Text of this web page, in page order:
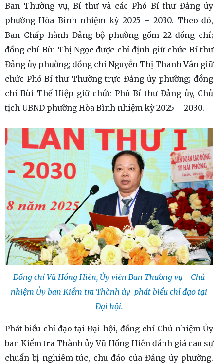
Ban Thường vụ, Bí thư và các Phó Bí thư Đảng ủy
phường Hòa Bình nhiệm kỳ 2025 – 2030. Theo đó,
Ban Chấp hành Đảng bộ phường gồm 22 đồng chí;
đồng chí Bùi Thị Ngọc được chỉ định giữ chức Bí thư
Đảng ủy phường; đồng chí Nguyễn Thị Thanh Vân giữ
chức Phó Bí thư Thường trực Đảng ủy phường; đồng
chí Bùi Thế Hiệp giữ chức Phó Bí thư Đảng ủy, Chủ
tịch UBND phường Hòa Bình nhiệm kỳ 2025 – 2030.
Đồng chí Vũ Hồng Hiên, Ủy viên Ban Thường vụ - Chủ
nhiệm Ủy ban Kiểm tra Thành ủy phát biểu chỉ đạo tại
Đại hội.
Phát biểu chỉ đạo tại Đại hội, đồng chí Chủ nhiệm Ủy
ban Kiểm tra Thành ủy Vũ Hồng Hiên đánh giá cao sự
chuẩn bị nghiêm túc, chu đáo của Đảng ủy phường.